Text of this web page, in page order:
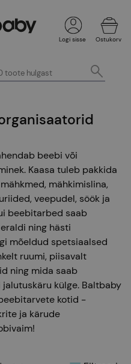
Logi sisse Ostukorv
beebi või
Kaasa tuleb pakkida
mähkimislina,
veepudel, söök ja
beebitarbed saab
ning hästi
mõeldud spetsiaalsed
ruumi, piisavalt
ning mida saab
külge. Baltbaby
kotid -
ja kärude